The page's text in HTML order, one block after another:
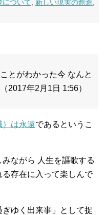
について 新しい現実の創造
とがわかった今 なんと
2017年2月1日 1:56）
は永遠であるというこ
ながら 人生を謳歌する
存在に入って楽しんで
ゆく出来事」
として捉